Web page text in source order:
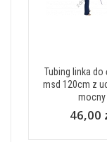
Tubing linka do
msd 120cm z
mocny
46,00